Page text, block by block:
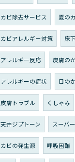
カビ除去サービス 夏の
カビアレルギー対策 床
アレルギー反応 皮膚の
アレルギーの症状 目の
皮膚トラブル くしゃみ
天井ジプトーン スーパ
カビの発生源 呼吸困難